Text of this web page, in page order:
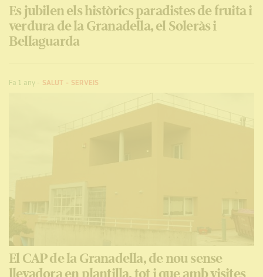
Es jubilen els històrics paradistes de fruita i
verdura de la Granadella, el Soleràs i
Bellaguarda
Fa 1 any- SALUT - SERVEIS
El CAP de la Granadella, de nou sense